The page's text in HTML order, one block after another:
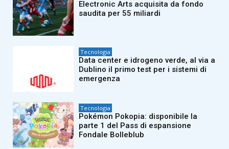
Electronic Arts acquisita da fondo
saudita per 55 miliardi
Tecnologia
Data center e idrogeno verde, al via a
Dublino il primo test per i sistemi di
emergenza
Tecnologia
Pokémon Pokopia: disponibile la
parte 1 del Pass di espansione
Fondale Bolleblub